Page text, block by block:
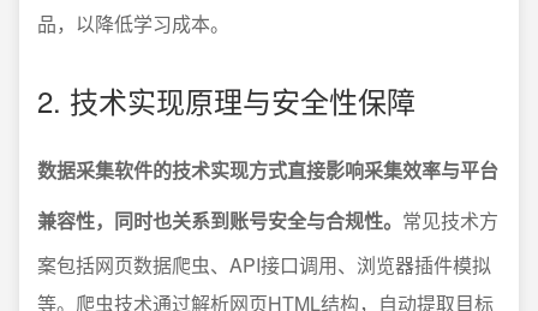
品，以降低学习成本。
2. 技术实现原理与安全性保障
数据采集软件的技术实现方式直接影响采集效率与平台
兼容性，同时也关系到账号安全与合规性。 常见技术方
案包括网页数据爬虫、API接口调用、浏览器插件模拟
等。爬虫技术通过解析网页HTML结构，自动提取目标